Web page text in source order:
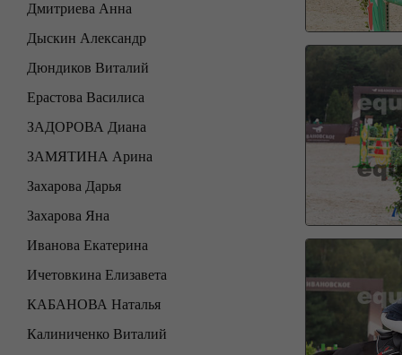
Дмитриева Анна
Дыскин Александр
Дюндиков Виталий
Ерастова Василиса
ЗАДОРОВА Диана
ЗАМЯТИНА Арина
Захарова Дарья
Захарова Яна
Иванова Екатерина
Ичетовкина Елизавета
КАБАНОВА Наталья
Калиниченко Виталий